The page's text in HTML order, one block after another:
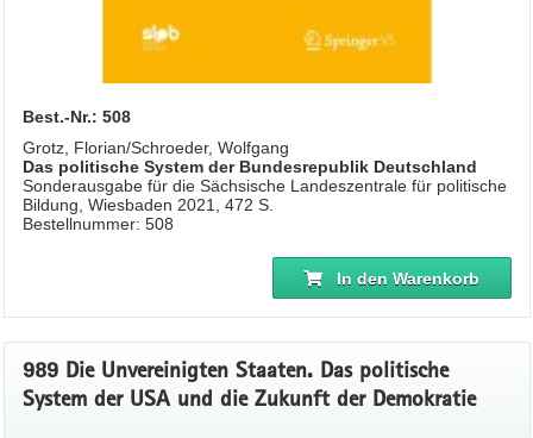
Best.-Nr.: 508
Grotz, Florian/Schroeder, Wolfgang
Das politische System der Bundesrepublik Deutschland
Sonderausgabe für die Sächsische Landeszentrale für politische
Bildung, Wiesbaden 2021, 472 S.
Bestellnummer: 508
In den Warenkorb
989 Die Unvereinigten Staaten. Das politische
System der USA und die Zukunft der Demokratie